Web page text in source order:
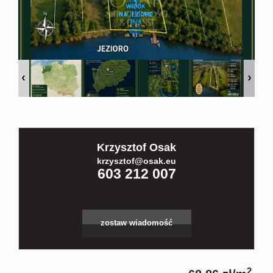
Kontakt
Krzysztof Osak
krzysztof@osak.eu
603 212 007
zostaw wiadomość